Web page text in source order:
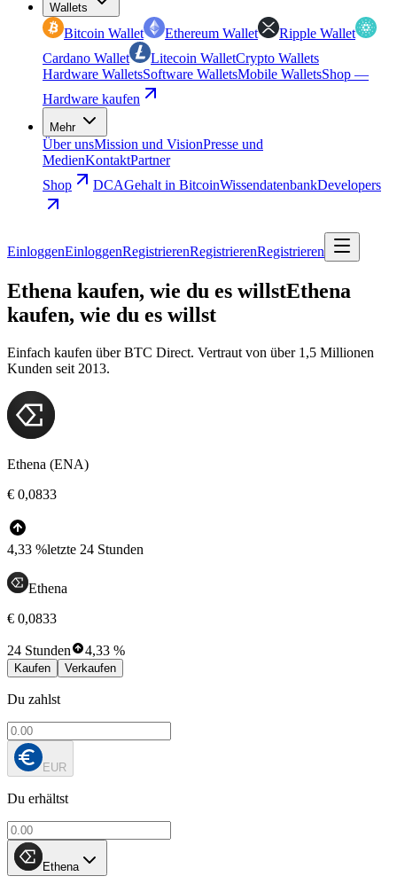
Wallets
Bitcoin Wallet Ethereum Wallet
Ripple Wallet
Cardano Wallet
Litecoin WalletCrypto Wallets
Hardware WalletsSoftware WalletsMobile WalletsShop —
Hardware kaufen
Mehr
Über unsMission und VisionPresse und
MedienKontaktPartner
Shop
DCAGehalt in BitcoinWissendatenbankDevelopers
EinloggenEinloggenRegistrierenRegistrierenRegistrieren
Ethena kaufen, wie du es willstEthena
kaufen, wie du es willst
Einfach kaufen über BTC Direct. Vertraut von über 1,5 Millionen
Kunden seit 2013.
Ethena (ENA)
€ 0,0833
4,33 %letzte 24 Stunden
Ethena
€ 0,0833
24 Stunden 4,33 %
Kaufen Verkaufen
Du zahlst
EUR
Du erhältst
Ethena